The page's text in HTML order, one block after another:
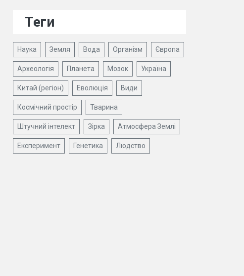
Теги
Наука Земля Вода Організм Європа
Археологія Планета Мозок Україна
Китай (регіон) Еволюція Види
Космічний простір Тварина
Штучний інтелект Зірка Атмосфера Землі
Експеримент Генетика Людство